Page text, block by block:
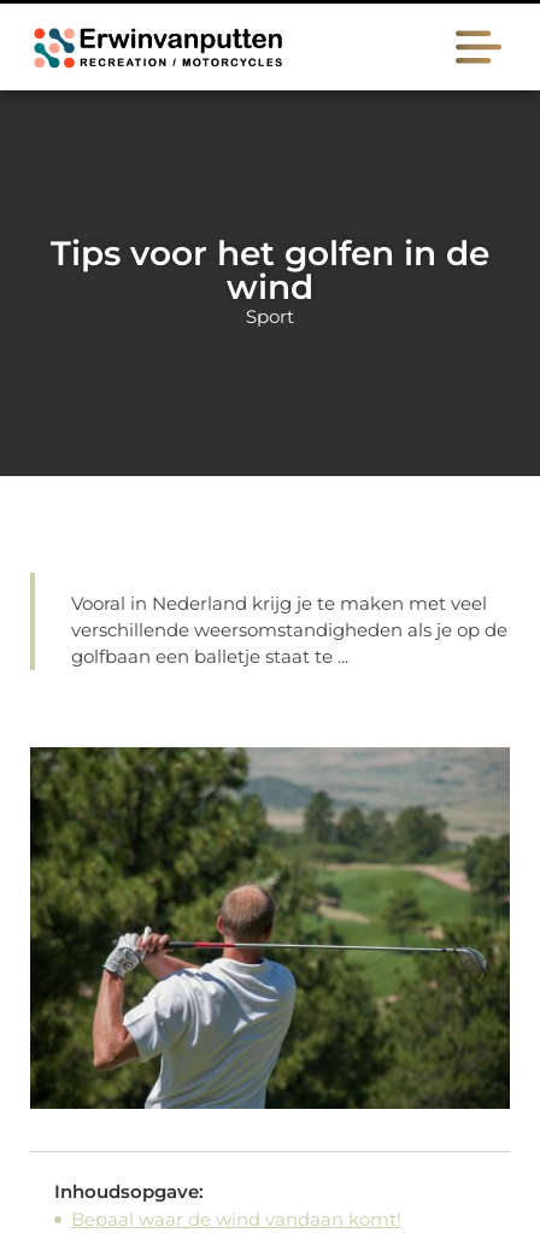
Tips voor het golfen in de
wind
Sport
Vooral in Nederland krijg je te maken met veel
verschillende weersomstandigheden als je op de
golfbaan een balletje staat te ...
Inhoudsopgave:
Bepaal waar de wind vandaan komt!